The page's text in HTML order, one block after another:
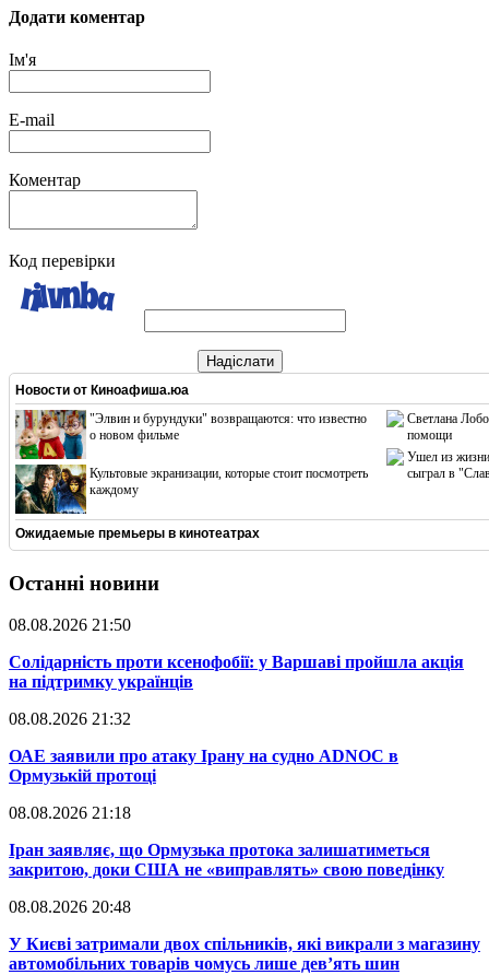
Додати коментар
Ім'я
E-mail
Коментар
Код перевірки
Надіслати
Новости от Киноафиша.юа
"Элвин и бурундуки" возвращаются: что известно
о новом фильме
Культовые экранизации, которые стоит посмотреть
каждому
Светлана
помощи
Ушел из жизни
сыграл в
Ожидаемые премьеры в кинотеатрах
Останні новини
08.08.2026 21:50
​Солідарність проти ксенофобії: у Варшаві пройшла акція
на підтримку українців
08.08.2026 21:32
​ОАЕ заявили про атаку Ірану на судно ADNOC в
Ормузькій протоці
08.08.2026 21:18
​Іран заявляє, що Ормузька протока залишатиметься
закритою, доки США не «виправлять» свою поведінку
08.08.2026 20:48
​У Києві затримали двох спільників, які викрали з магазину
автомобільних товарів чомусь лише дев’ять шин